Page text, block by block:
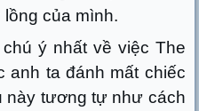
của mình.
ý nhất về việc The
anh ta đánh mất chiếc
này tương tự như cách